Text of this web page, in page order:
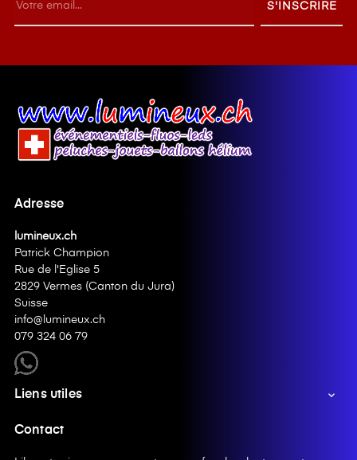
S'INSCRIRE
Adresse
lumineux.ch
Patrick Champion
Rue de l'Eglise 5
2829 Vermes (Canton du Jura)
Suisse
info@lumineux.ch
079 324 06 79
Liens utiles 
Contact